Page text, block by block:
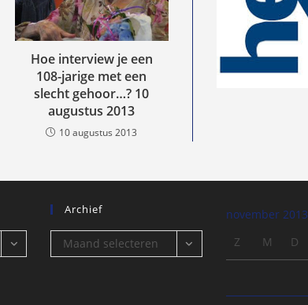
Hoe interview je een
108-jarige met een
slecht gehoor…? 10
augustus 2013
10 augustus 2013
Archief
Archief
Maand selecteren
november 2013
Z
M D